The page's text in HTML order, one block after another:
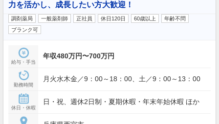
力を活かし、成長したい方大歓迎！
調剤薬局 一般薬剤師 正社員 休日120日 60歳以上
年齢不問
ブランク可
給与・手当
年収480万円〜700万円
勤務時間
月火水木金／9：00～18：00、土／9：00～13：00
休日・休暇
日・祝、週休2日制・夏期休暇・年末年始休暇 ほか